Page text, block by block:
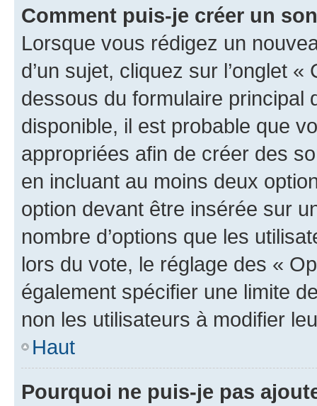
Comment puis-je créer un
Lorsque vous rédigez un
d’un sujet, cliquez sur l’onglet
dessous du formulaire principal
disponible, il est probable que
appropriées afin de créer des
en incluant au moins deux
option devant être insérée sur
nombre d’options que les
lors du vote, le réglage des «
également spécifier une limite
non les utilisateurs à modifier
Haut
Pourquoi ne puis-je pas